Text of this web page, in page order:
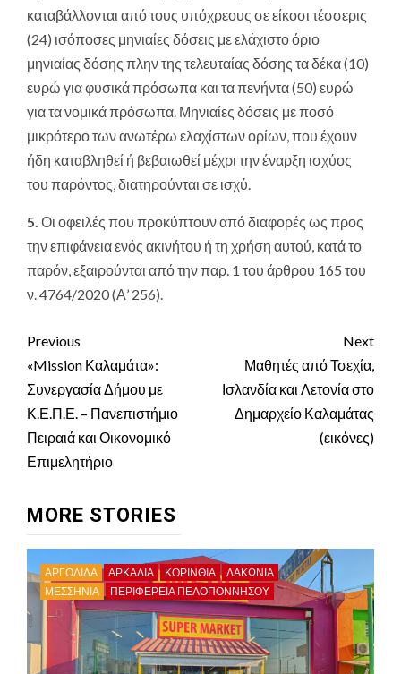
καταβάλλονται από τους υπόχρεους σε είκοσι τέσσερις
(24) ισόποσες μηνιαίες δόσεις με ελάχιστο όριο
μηνιαίας δόσης πλην της τελευταίας δόσης τα δέκα (10)
ευρώ για φυσικά πρόσωπα και τα πενήντα (50) ευρώ
για τα νομικά πρόσωπα. Μηνιαίες δόσεις με ποσό
μικρότερο των ανωτέρω ελαχίστων ορίων, που έχουν
ήδη καταβληθεί ή βεβαιωθεί μέχρι την έναρξη ισχύος
του παρόντος, διατηρούνται σε ισχύ.
5. Οι οφειλές που προκύπτουν από διαφορές ως προς
την επιφάνεια ενός ακινήτου ή τη χρήση αυτού, κατά το
παρόν, εξαιρούνται από την παρ. 1 του άρθρου 165 του
ν. 4764/2020 (Α’ 256).
Continue
Reading
Previous
«Mission Καλαμάτα»:
Συνεργασία Δήμου με
Κ.Ε.Π.Ε. – Πανεπιστήμιο
Πειραιά και Οικονομικό
Επιμελητήριο
Next
Μαθητές από Τσεχία,
Ισλανδία και Λετονία στο
Δημαρχείο Καλαμάτας
(εικόνες)
MORE STORIES
ΑΡΓΟΛΙΔΑ ΑΡΚΑΔΊΑ ΚΟΡΙΝΘΊΑ
ΛΑΚΩΝΙΑ
ΜΕΣΣΗΝΙΑ
ΠΕΡΙΦΈΡΕΙΑ ΠΕΛΟΠΟΝΝΉΣΟΥ